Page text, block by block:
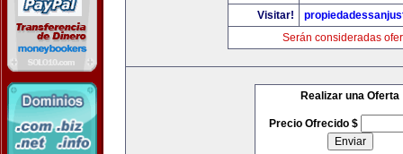
Visitar!
Serán consideradas
Realizar una Oferta
Precio Ofrecido $